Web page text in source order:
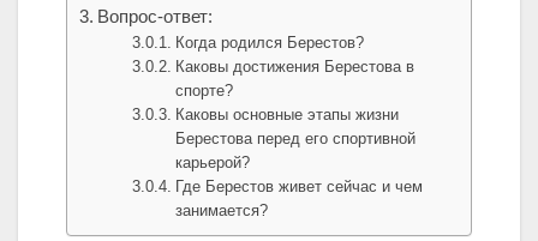
Вопрос-ответ:
Когда родился Берестов?
Каковы достижения Берестова в
спорте?
Каковы основные этапы жизни
Берестова перед его спортивной
карьерой?
Где Берестов живет сейчас и чем
занимается?